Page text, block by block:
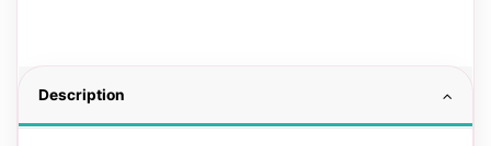
Description